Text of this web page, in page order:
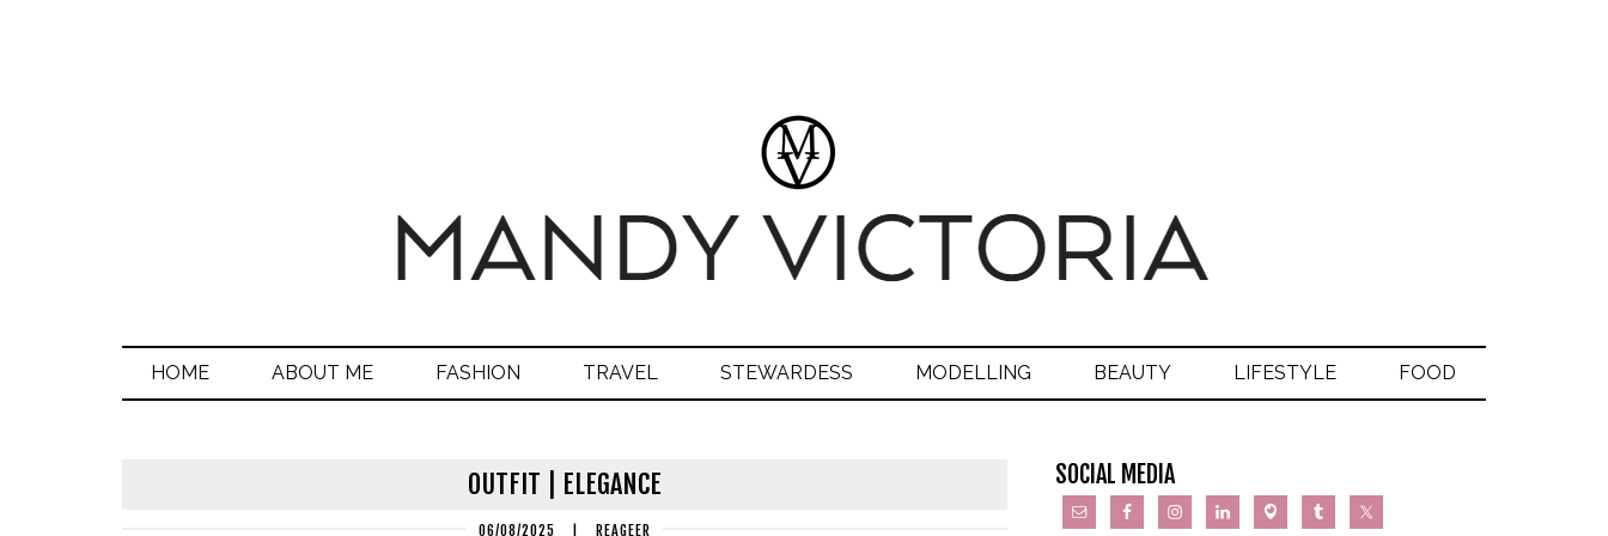
HOME ABOUT ME FASHION TRAVEL STEWARDESS MODELLING BEAUTY LIFESTYLE FOOD
OUTFIT | ELEGANCE
06/08/2025 REAGEER
SOCIAL MEDIA